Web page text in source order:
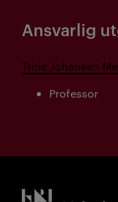
Ansvarlig
Trine Johansen
Professor
Kristiania logo